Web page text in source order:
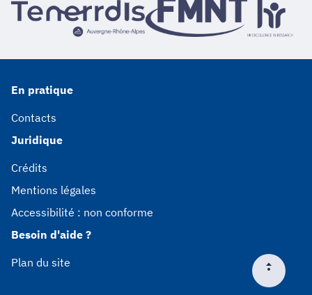
En pratique
Contacts
Juridique
Crédits
Mentions légales
Accessibilité : non conforme
Besoin d'aide ?
Plan du site